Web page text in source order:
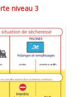
niveau 3